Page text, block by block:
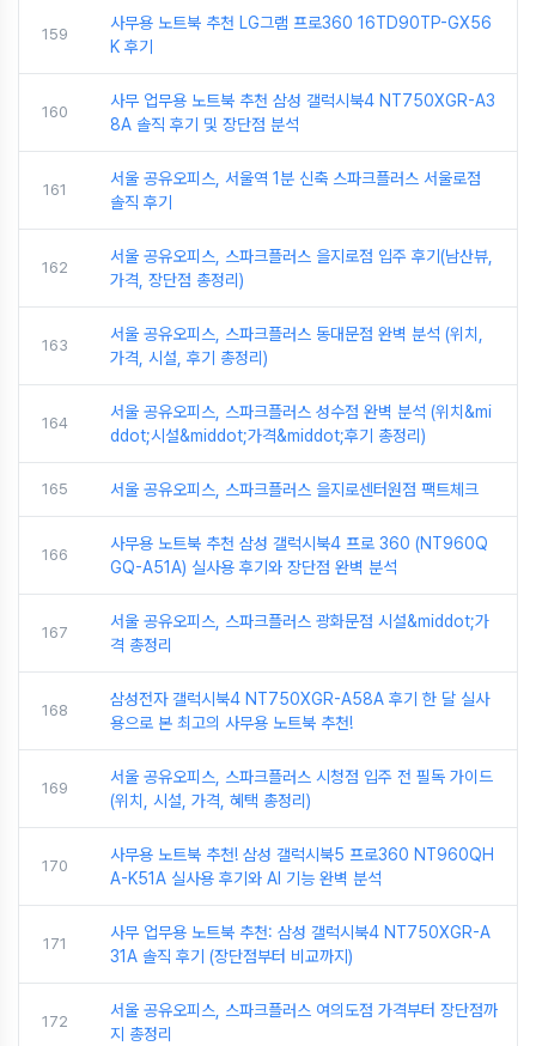
159
사무용 노트북 추천 LG그램 프로360 16TD90TP-GX56
K 후기
160
사무 업무용 노트북 추천 삼성 갤럭시북4 NT750XGR-A3
8A 솔직 후기 및 장단점 분석
161
서울 공유오피스, 서울역 1분 신축 스파크플러스 서울로점
솔직 후기
162
서울 공유오피스, 스파크플러스 을지로점 입주 후기(남산뷰,
가격, 장단점 총정리)
163
서울 공유오피스, 스파크플러스 동대문점 완벽 분석 (위치,
가격, 시설, 후기 총정리)
164
서울 공유오피스, 스파크플러스 성수점 완벽 분석 (위치&mi
ddot;시설&middot;가격&middot;후기 총정리)
165 서울 공유오피스, 스파크플러스 을지로센터원점 팩트체크
166
사무용 노트북 추천 삼성 갤럭시북4 프로 360 (NT960Q
GQ-A51A) 실사용 후기와 장단점 완벽 분석
167
서울 공유오피스, 스파크플러스 광화문점 시설&middot;가
격 총정리
168
삼성전자 갤럭시북4 NT750XGR-A58A 후기 한 달 실사
용으로 본 최고의 사무용 노트북 추천!
169
서울 공유오피스, 스파크플러스 시청점 입주 전 필독 가이드
(위치, 시설, 가격, 혜택 총정리)
170
사무용 노트북 추천! 삼성 갤럭시북5 프로360 NT960QH
A-K51A 실사용 후기와 AI 기능 완벽 분석
171
사무 업무용 노트북 추천: 삼성 갤럭시북4 NT750XGR-A
31A 솔직 후기 (장단점부터 비교까지)
172
서울 공유오피스, 스파크플러스 여의도점 가격부터 장단점까
지 총정리